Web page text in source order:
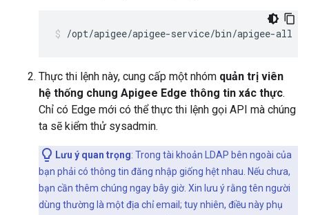
/opt/apigee/apigee-service/bin/apigee-all
Thực thi lệnh này, cung cấp một nhóm quản trị viên
hệ thống chung Apigee Edge thông tin xác thực.
Chỉ có Edge mới có thể thực thi lệnh gọi API mà chúng
ta sẽ kiểm thử sysadmin.
Lưu ý quan trọng: Trong tài khoản LDAP bên ngoài của
bạn phải có thông tin đăng nhập giống hệt nhau. Nếu chưa,
bạn cần thêm chúng ngay bây giờ. Xin lưu ý rằng tên người
dùng thường là một địa chỉ email; tuy nhiên, điều này phụ